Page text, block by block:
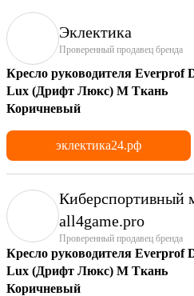
Эклектика
Проверенный продавец бренда
Кресло руководителя Everprof
Lux (Дрифт Люкс) M Ткань
Коричневый
эклектика24.рф
Киберспортивный
аll4game.pro
Проверенный продавец бренда
Кресло руководителя Everprof
Lux (Дрифт Люкс) M Ткань
Коричневый